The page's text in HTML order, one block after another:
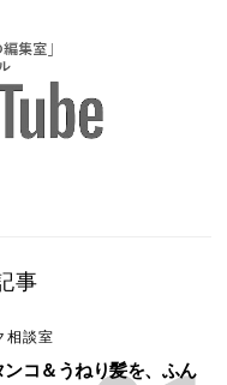
事
相談室
ンコ＆うねり髪を、ふん